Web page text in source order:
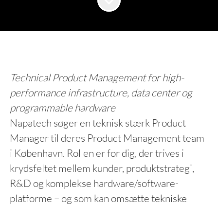
Technical Product Management for high-
performance infrastructure, data center og
programmable hardware
Napatech søger en teknisk stærk Product
Manager til deres Product Management team
i København. Rollen er for dig, der trives i
krydsfeltet mellem kunder, produktstrategi,
R&D og komplekse hardware/software-
platforme – og som kan omsætte tekniske